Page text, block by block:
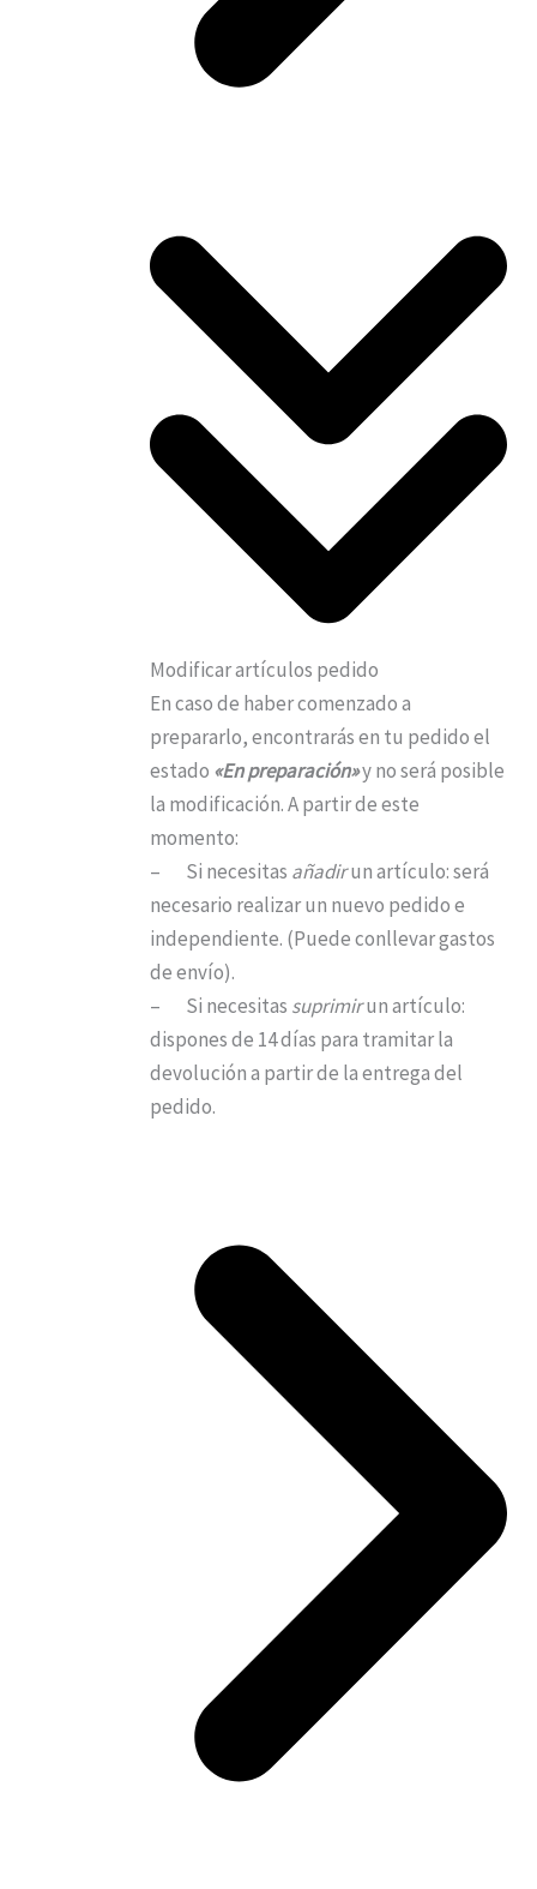
Modificar artículos pedido
En caso de haber comenzado a
prepararlo, encontrarás en tu pedido el
estado «En preparación»y no será posible
la modificación. A partir de este
momento:
– Si necesitas añadirun artículo: será
necesario realizar un nuevo pedido e
independiente. (Puede conllevar gastos
de envío).
– Si necesitas suprimirun artículo:
dispones de 14 días para tramitar la
devolución a partir de la entrega del
pedido.